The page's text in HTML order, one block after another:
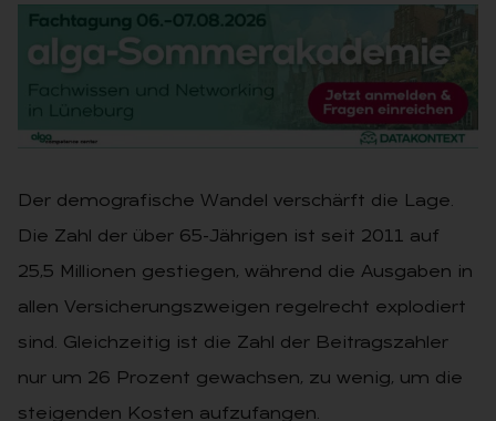
Der demografische Wandel verschärft die Lage.
Die Zahl der über 65-Jährigen ist seit 2011 auf
25,5 Millionen gestiegen, während die Ausgaben in
allen Versicherungszweigen regelrecht explodiert
sind. Gleichzeitig ist die Zahl der Beitragszahler
nur um 26 Prozent gewachsen, zu wenig, um die
steigenden Kosten aufzufangen.